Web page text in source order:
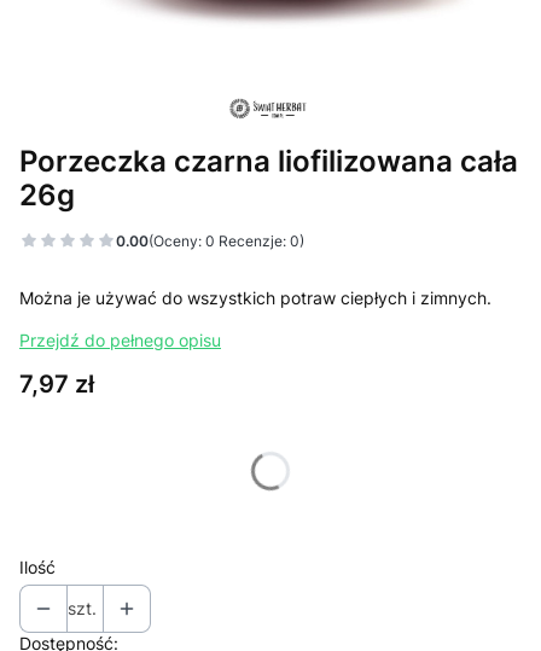
Porzeczka czarna liofilizowana cała
26g
0.00(Oceny: 0 Recenzje: 0)
Można je używać do wszystkich potraw ciepłych i zimnych.
Przejdź do pełnego opisu
Cena
7,97 zł
Poszczególne warianty mogą różnić się ceną
Ilość
szt.
Dostępność: